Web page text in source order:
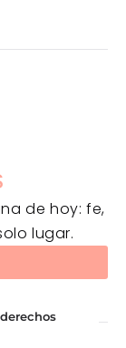
de hoy: fe,
lugar.